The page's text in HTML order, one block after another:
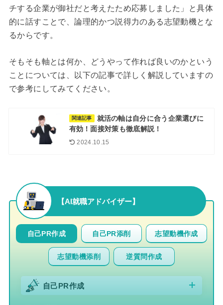
チする企業が御社だと考えたため応募しました」と具体
的に話すことで、論理的かつ説得力のある志望動機とな
るからです。
そもそも軸とは何か、どうやって作れば良いのかという
ことについては、以下の記事で詳しく解説していますの
で参考にしてみてください。
関連記事
就活の軸は自分に合う企業選びに
有効！面接対策も徹底解説！
2024.10.15
【AI就職アドバイザー】
自己PR作成 自己PR添削 志望動機作成
志望動機添削 逆質問作成
自己PR作成